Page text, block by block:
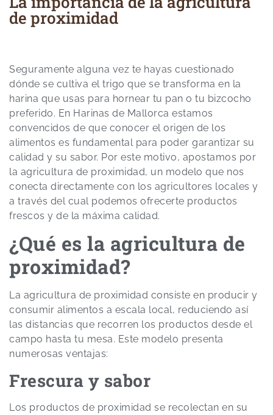
de proximidad
Seguramente alguna vez te hayas cuestionado
dónde se cultiva el trigo que se transforma en la
harina que usas para hornear tu pan o tu bizcocho
preferido. En Harinas de Mallorca estamos
convencidos de que conocer el origen de los
alimentos es fundamental para poder garantizar su
calidad y su sabor. Por este motivo, apostamos por
la agricultura de proximidad, un modelo que nos
conecta directamente con los agricultores locales y
a través del cual podemos ofrecerte productos
frescos y de la máxima calidad.
¿Qué es la agricultura de
proximidad?
La agricultura de proximidad consiste en producir y
consumir alimentos a escala local, reduciendo así
las distancias que recorren los productos desde el
campo hasta tu mesa. Este modelo presenta
numerosas ventajas:
Frescura y sabor
Los productos de proximidad se recolectan en su